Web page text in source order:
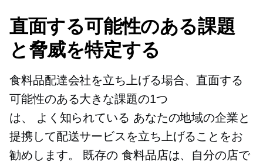
直面する可能性のある課題
と脅威を特定する
食料品配達会社を立ち上げる場合、直面する
可能性のある大きな課題の1つ
は、
よく知られている あなたの地域の企業と
提携して配送サービスを立ち上げることをお
勧めします。 既存の 食料品店は、自分の店で